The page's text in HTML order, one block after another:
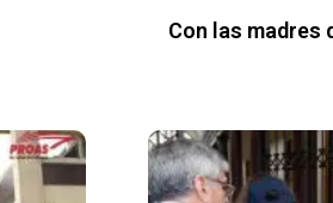
Con las madres